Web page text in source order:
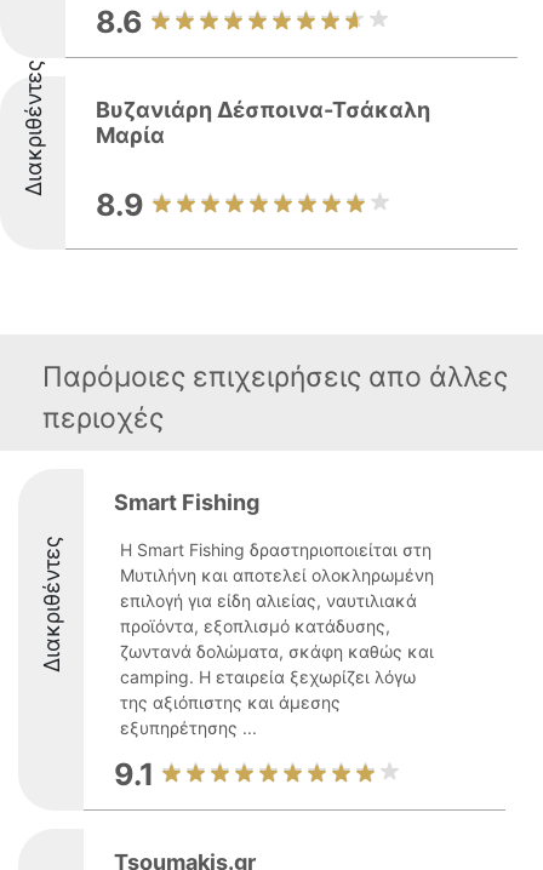
8.6
Διακριθέντες
Βυζανιάρη Δέσποινα-Τσάκαλη
Μαρία
8.9
Παρόμοιες επιχειρήσεις απο άλλες
περιοχές
Διακριθέντες
Smart Fishing
Η Smart Fishing δραστηριοποιείται στη
Μυτιλήνη και αποτελεί ολοκληρωμένη
επιλογή για είδη αλιείας, ναυτιλιακά
προϊόντα, εξοπλισμό κατάδυσης,
ζωντανά δολώματα, σκάφη καθώς και
camping. Η εταιρεία ξεχωρίζει λόγω
της αξιόπιστης και άμεσης
εξυπηρέτησης ...
9.1
Tsoumakis.gr